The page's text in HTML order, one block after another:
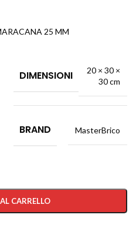
25 MM
DIMENSIONI
20 × 30 ×
30 cm
BRAND MasterBrico
CARRELLO